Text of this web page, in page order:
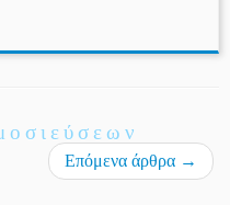
Επόμενα άρθρα →